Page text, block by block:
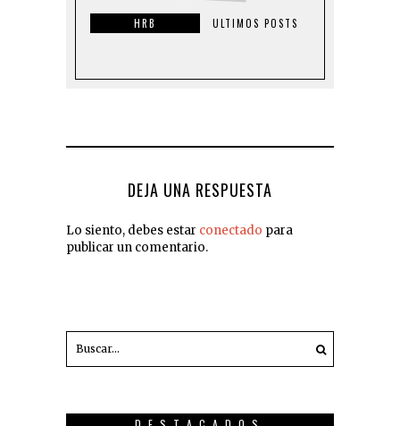
HRB ULTIMOS POSTS
DEJA UNA RESPUESTA
Lo siento, debes estar conectado para
publicar un comentario.